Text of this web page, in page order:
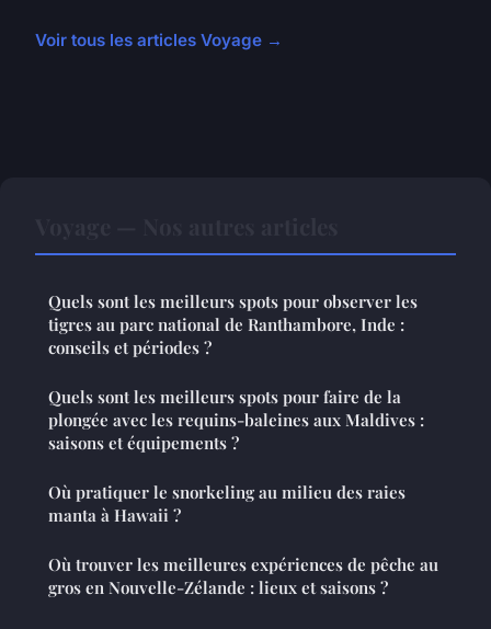
Voir tous les articles Voyage →
Quels sont les meilleurs spots pour observer les
tigres au parc national de Ranthambore, Inde :
conseils et périodes ?
Quels sont les meilleurs spots pour faire de la
plongée avec les requins-baleines aux Maldives :
saisons et équipements ?
Où pratiquer le snorkeling au milieu des raies
manta à Hawaii ?
Où trouver les meilleures expériences de pêche au
gros en Nouvelle-Zélande : lieux et saisons ?